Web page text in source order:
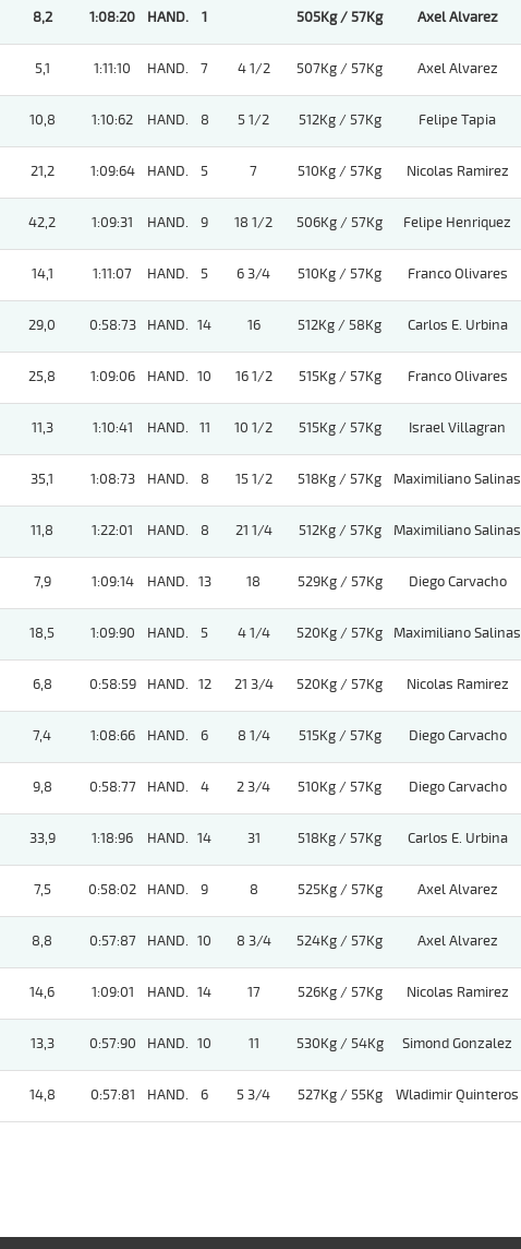
8,2 1:08:20 HAND. 1 505Kg / 57Kg Axel Alvarez
5,1 1:11:10 HAND. 7 4 1/2 507Kg / 57Kg Axel Alvarez
10,8 1:10:62 HAND. 8 5 1/2 512Kg / 57Kg Felipe Tapia
21,2 1:09:64 HAND. 5 7 510Kg / 57Kg Nicolas Ramirez
42,2 1:09:31 HAND. 9 18 1/2 506Kg / 57Kg Felipe Henriquez
14,1 1:11:07 HAND. 5 6 3/4 510Kg / 57Kg Franco Olivares
29,0 0:58:73 HAND. 14 16 512Kg / 58Kg Carlos E. Urbina
25,8 1:09:06 HAND. 10 16 1/2 515Kg / 57Kg Franco Olivares
11,3 1:10:41 HAND. 11 10 1/2 515Kg / 57Kg Israel Villagran
35,1 1:08:73 HAND. 8 15 1/2 518Kg / 57Kg Maximiliano Salinas
11,8 1:22:01 HAND. 8 21 1/4 512Kg / 57Kg Maximiliano Salinas
7,9 1:09:14 HAND. 13 18 529Kg / 57Kg Diego Carvacho
18,5 1:09:90 HAND. 5 4 1/4 520Kg / 57Kg Maximiliano Salinas
6,8 0:58:59 HAND. 12 21 3/4 520Kg / 57Kg Nicolas Ramirez
7,4 1:08:66 HAND. 6 8 1/4 515Kg / 57Kg Diego Carvacho
9,8 0:58:77 HAND. 4 2 3/4 510Kg / 57Kg Diego Carvacho
33,9 1:18:96 HAND. 14 31 518Kg / 57Kg Carlos E. Urbina
7,5 0:58:02 HAND. 9 8 525Kg / 57Kg Axel Alvarez
8,8 0:57:87 HAND. 10 8 3/4 524Kg / 57Kg Axel Alvarez
14,6 1:09:01 HAND. 14 17 526Kg / 57Kg Nicolas Ramirez
13,3 0:57:90 HAND. 10 11 530Kg / 54Kg Simond Gonzalez
14,8 0:57:81 HAND. 6 5 3/4 527Kg / 55Kg Wladimir Quinteros